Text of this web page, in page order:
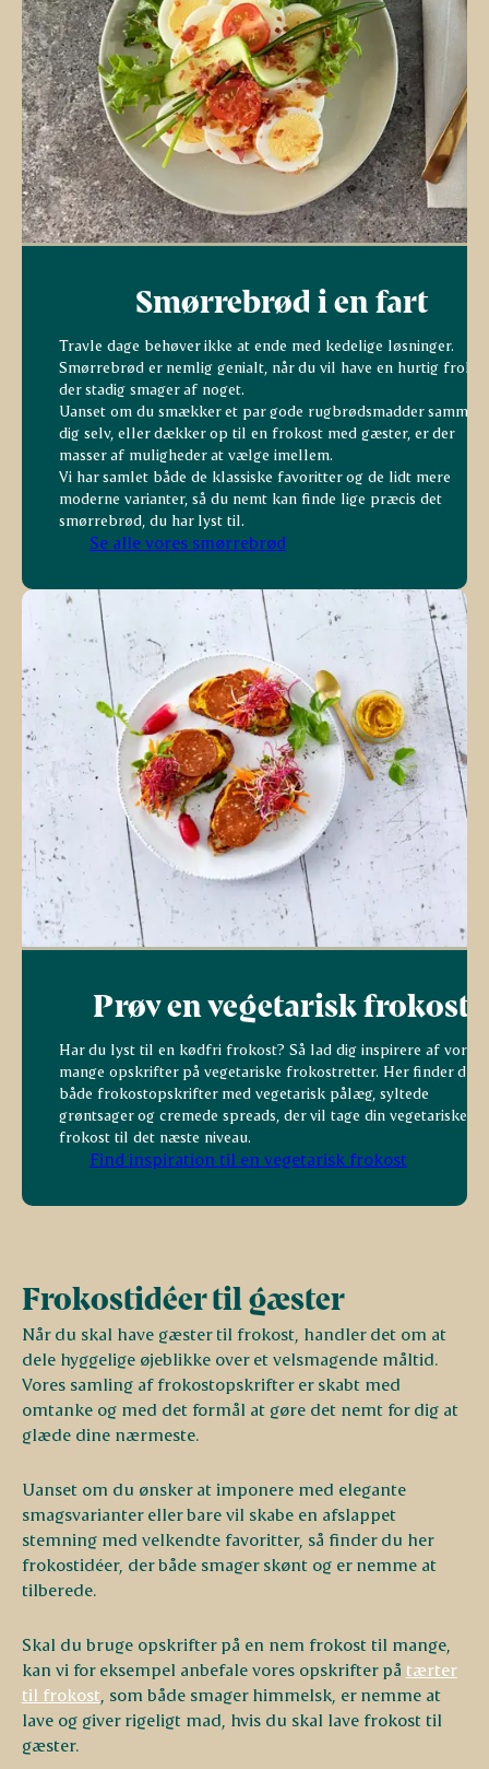
Smørrebrød i en fart
Travle dage behøver ikke at ende med kedelige løsninger.
Smørrebrød er nemlig genialt, når du vil have en hurtig
der stadig smager af noget.
Uanset om du smækker et par gode rugbrødsmadder
dig selv, eller dækker op til en frokost med gæster, er der
masser af muligheder at vælge imellem.
Vi har samlet både de klassiske favoritter og de lidt mere
moderne varianter, så du nemt kan finde lige præcis det
smørrebrød, du har lyst til.
Se alle vores smørrebrød
Prøv en vegetarisk frokost
Har du lyst til en kødfri frokost? Så lad dig inspirere af vores
mange opskrifter på vegetariske frokostretter. Her finder du
både frokostopskrifter med vegetarisk pålæg, syltede
grøntsager og cremede spreads, der vil tage din vegetariske
frokost til det næste niveau.
Find inspiration til en vegetarisk frokost
Frokostidéer til gæster
Når du skal have gæster til frokost, handler det om at
dele hyggelige øjeblikke over et velsmagende måltid.
Vores samling af frokostopskrifter er skabt med
omtanke og med det formål at gøre det nemt for dig at
glæde dine nærmeste.
Uanset om du ønsker at imponere med elegante
smagsvarianter eller bare vil skabe en afslappet
stemning med velkendte favoritter, så finder du her
frokostidéer, der både smager skønt og er nemme at
tilberede.
Skal du bruge opskrifter på en nem frokost til mange,
kan vi for eksempel anbefale vores opskrifter på tærter
til frokost , som både smager himmelsk, er nemme at
lave og giver rigeligt mad, hvis du skal lave frokost til
gæster.